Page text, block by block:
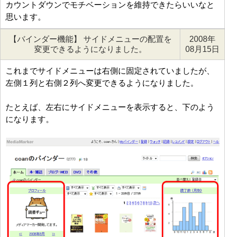
カウントダウンでモチベーションを維持できたらいいなと
思います。
【バインダー機能】 サイドメニューの配置を
変更できるようになりました。
2008年
08月15日
これまでサイドメニューは右側に固定されていましたが、
左側１列と右側２列へ変更できるようになりました。
たとえば、左右にサイドメニューを表示すると、下のよう
になります。